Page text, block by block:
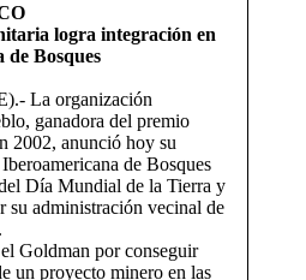
logra integración en
de Bosques
La organización
ganadora del premio
2002, anunció hoy su
de Bosques
Día Mundial de la Tierra y
su administración vecinal de
Goldman por conseguir
un proyecto minero en las